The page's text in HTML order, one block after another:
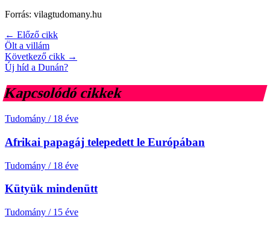
Forrás: vilagtudomany.hu
← Előző cikk
Ölt a villám
Következő cikk →
Új híd a Dunán?
Kapcsolódó cikkek
Tudomány / 18 éve
Afrikai papagáj telepedett le Európában
Tudomány / 18 éve
Kütyük mindenütt
Tudomány / 15 éve